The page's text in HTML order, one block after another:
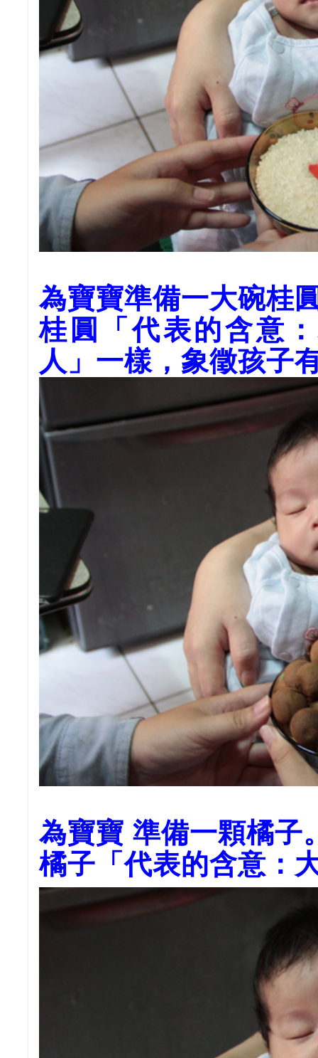
為寶寶準備一大碗桂
桂圓「代表的含意
人」一樣，象徵孩子
為寶寶 準備一顆橘子
橘子「代表的含意：